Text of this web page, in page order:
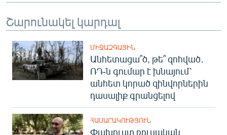
Շարունակել կարդալ
ՄԻՋԱԶԳԱՅԻՆ
Անհետացա՞ծ, թե՞ զոհված․
ՌԴ-ն գումար է խնայում՝
անհետ կորած զինվորներին
դասալիք գրանցելով
ՀԱՍԱՐԱԿՈՒԹՅՈՒՆ
Փախուստ ռուսական